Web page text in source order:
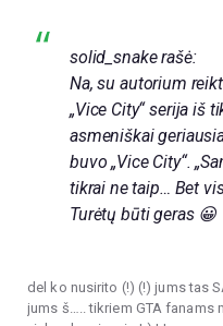
solid_snake rašė:
Na, su autorium
„Vice City“ serija iš
asmeniškai
buvo „Vice City“.
tikrai ne taip… Bet
Turėtų būti geras 😀
del ko nusirito (!) (!) jums tas
jums š….. tikriem GTA fanams